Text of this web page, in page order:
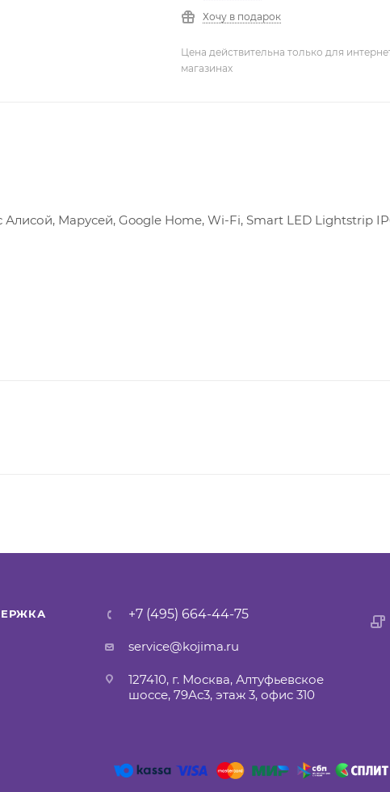
Хочу в подарок
Цена действительна только для
магазинах
Марусей, Google Home, Wi-Fi, Smart LED Lightstrip
+7 (495) 664-44-75
service@kojima.ru
127410, г. Москва, Алтуфьевское
шоссе, 79Ас3, этаж 3, офис 310